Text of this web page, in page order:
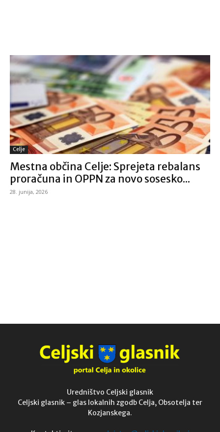
Celje
Mestna občina Celje: Sprejeta rebalans
proračuna in OPPN za novo sosesko...
28. junija, 2026
Uredništvo Celjski glasnik
Celjski glasnik – glas lokalnih zgodb Celja, Obsotelja ter
Kozjanskega.